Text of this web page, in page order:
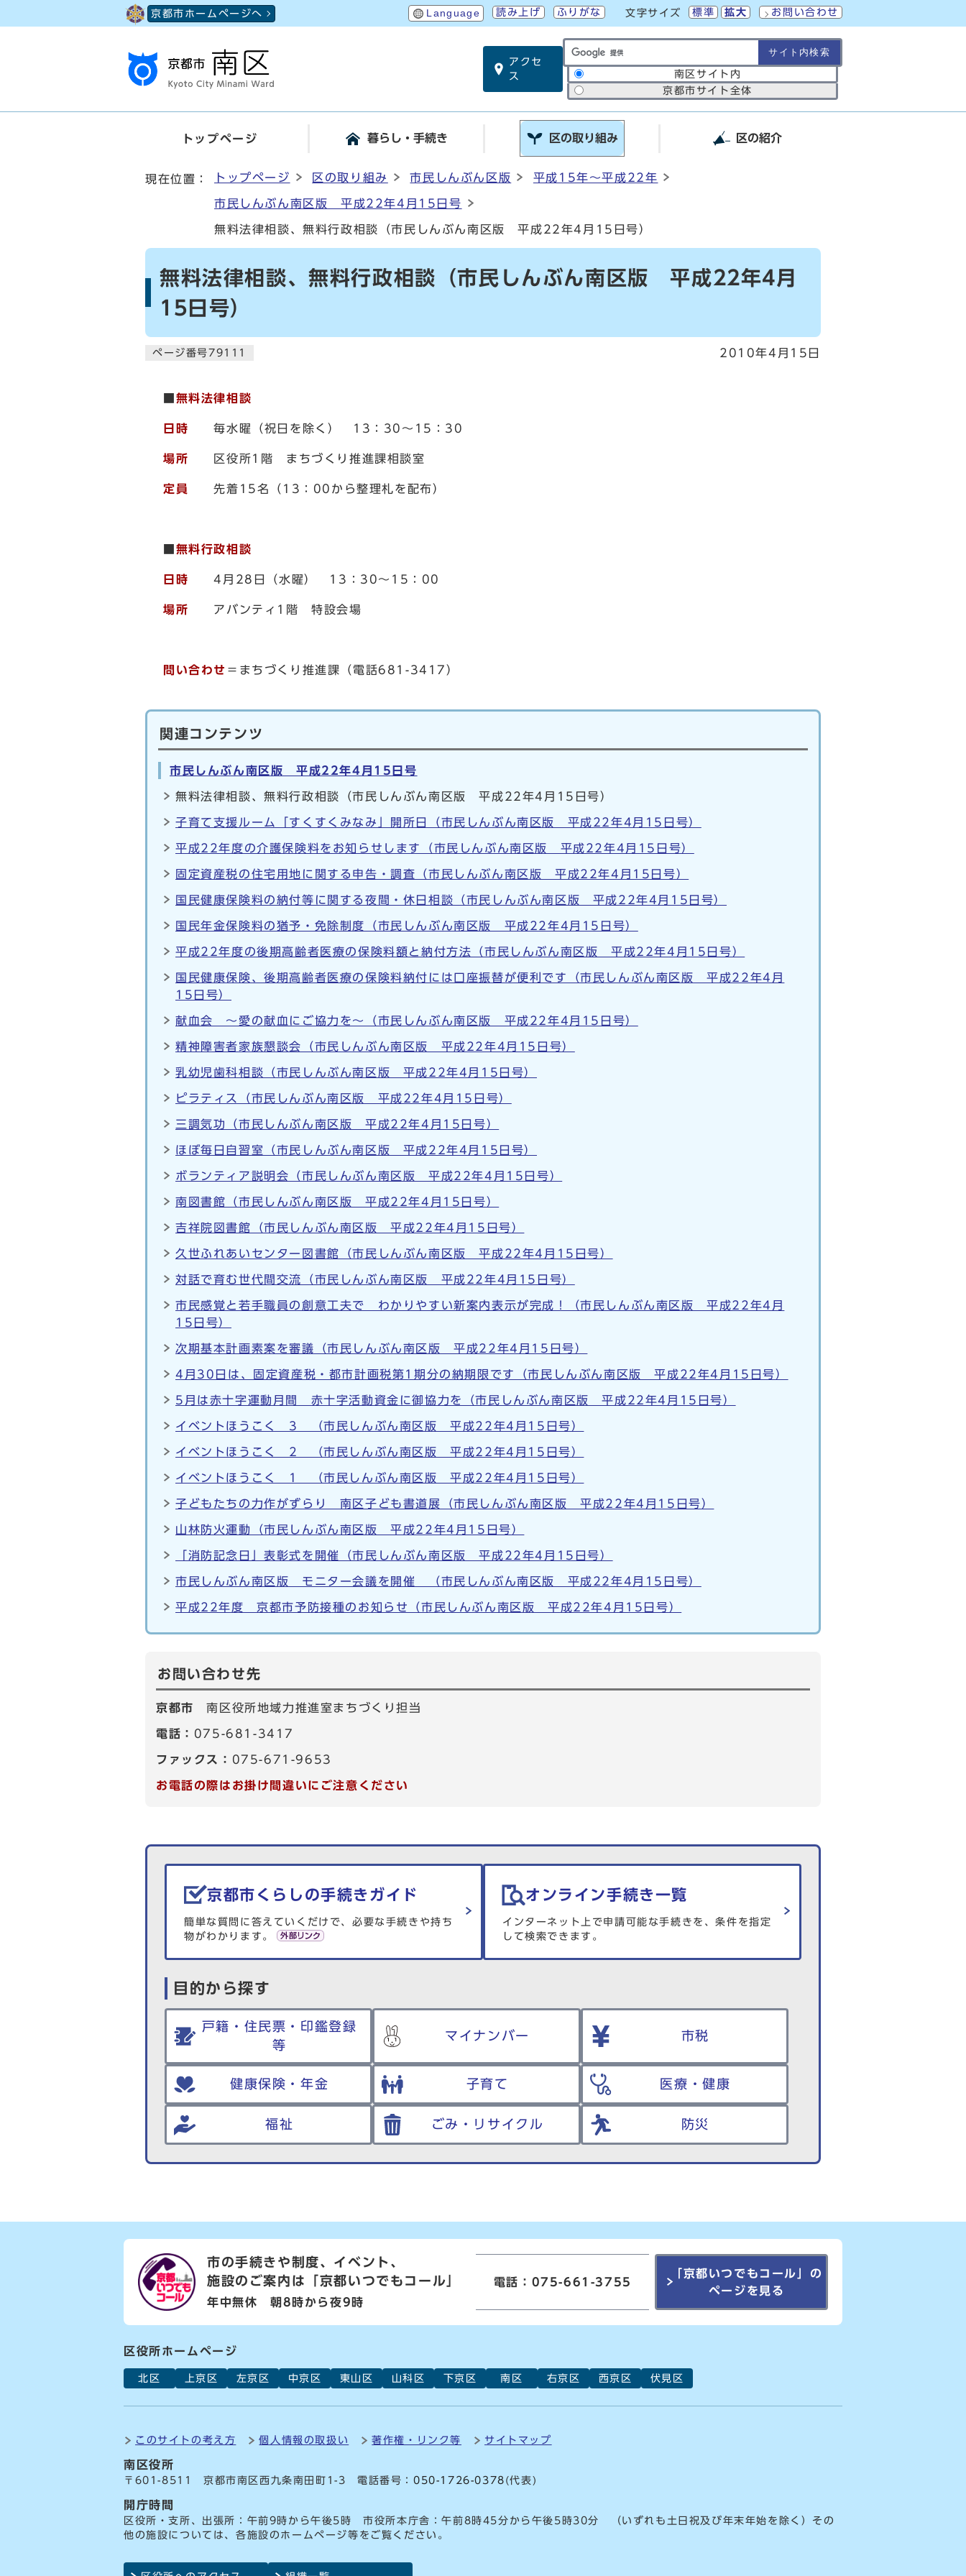
京都市ホームページへ Language 読み上げ ふりがな 文字サイズ 標準 拡大 お問い合わせ
アクセ
ス
サイト内検索の範囲
南区サイト内
京都市サイト全体
トップページ 暮らし・手続き 区の取り組み 区の紹介
現在位置： トップページ 区の取り組み 市民しんぶん区版 平成15年～平成22年
市民しんぶん南区版 平成22年4月15日号
無料法律相談、無料行政相談（市民しんぶん南区版 平成22年4月15日号）
無料法律相談、無料行政相談（市民しんぶん南区版 平成22年4月
15日号）
ページ番号79111 2010年4月15日
無料法律相談
日時 毎水曜（祝日を除く） 13：30～15：30
場所 区役所1階 まちづくり推進課相談室
定員 先着15名（13：00から整理札を配布）
無料行政相談
日時 4月28日（水曜） 13：30～15：00
場所 アバンティ1階 特設会場
問い合わせ ＝まちづくり推進課（電話681-3417）
関連コンテンツ
市民しんぶん南区版 平成22年4月15日号
無料法律相談、無料行政相談（市民しんぶん南区版 平成22年4月15日号）
子育て支援ルーム「すくすくみなみ」開所日（市民しんぶん南区版 平成22年4月15日号）
平成22年度の介護保険料をお知らせします（市民しんぶん南区版 平成22年4月15日号）
固定資産税の住宅用地に関する申告・調査（市民しんぶん南区版 平成22年4月15日号）
国民健康保険料の納付等に関する夜間・休日相談（市民しんぶん南区版 平成22年4月15日号）
国民年金保険料の猶予・免除制度（市民しんぶん南区版 平成22年4月15日号）
平成22年度の後期高齢者医療の保険料額と納付方法（市民しんぶん南区版 平成22年4月15日号）
国民健康保険、後期高齢者医療の保険料納付には口座振替が便利です（市民しんぶん南区版 平成22年4月
15日号）
献血会 ～愛の献血にご協力を～（市民しんぶん南区版 平成22年4月15日号）
精神障害者家族懇談会（市民しんぶん南区版 平成22年4月15日号）
乳幼児歯科相談（市民しんぶん南区版 平成22年4月15日号）
ピラティス（市民しんぶん南区版 平成22年4月15日号）
三調気功（市民しんぶん南区版 平成22年4月15日号）
ほぼ毎日自習室（市民しんぶん南区版 平成22年4月15日号）
ボランティア説明会（市民しんぶん南区版 平成22年4月15日号）
南図書館（市民しんぶん南区版 平成22年4月15日号）
吉祥院図書館（市民しんぶん南区版 平成22年4月15日号）
久世ふれあいセンター図書館（市民しんぶん南区版 平成22年4月15日号）
対話で育む世代間交流（市民しんぶん南区版 平成22年4月15日号）
市民感覚と若手職員の創意工夫で わかりやすい新案内表示が完成！（市民しんぶん南区版 平成22年4月
15日号）
次期基本計画素案を審議（市民しんぶん南区版 平成22年4月15日号）
4月30日は、固定資産税・都市計画税第1期分の納期限です（市民しんぶん南区版 平成22年4月15日号）
5月は赤十字運動月間 赤十字活動資金に御協力を（市民しんぶん南区版 平成22年4月15日号）
イベントほうこく 3 （市民しんぶん南区版 平成22年4月15日号）
イベントほうこく 2 （市民しんぶん南区版 平成22年4月15日号）
イベントほうこく 1 （市民しんぶん南区版 平成22年4月15日号）
子どもたちの力作がずらり 南区子ども書道展（市民しんぶん南区版 平成22年4月15日号）
山林防火運動（市民しんぶん南区版 平成22年4月15日号）
「消防記念日」表彰式を開催（市民しんぶん南区版 平成22年4月15日号）
市民しんぶん南区版 モニター会議を開催 （市民しんぶん南区版 平成22年4月15日号）
平成22年度 京都市予防接種のお知らせ（市民しんぶん南区版 平成22年4月15日号）
お問い合わせ先
京都市南区役所地域力推進室まちづくり担当
電話： 075-681-3417
ファックス： 075-671-9653
お電話の際はお掛け間違いにご注意ください
生活情報を探す
京都市くらしの手続きガイド
簡単な質問に答えていくだけで、必要な手続きや持ち
物がわかります。
オンライン手続き一覧
インターネット上で申請可能な手続きを、条件を指定
して検索できます。
目的から探す
戸籍・住民票・印鑑登録
等
マイナンバー 市税
健康保険・年金 子育て 医療・健康
福祉 ごみ・リサイクル 防災
市の手続きや制度、イベント、
施設のご案内は
「京都いつでもコール」
年中無休 朝8時から夜9時
電話：075-661-3755
「京都いつでもコール」の
ページを見る
区役所ホームページ
北区 上京区 左京区 中京区 東山区 山科区 下京区 南区 右京区 西京区 伏見区
このサイトの考え方 個人情報の取扱い 著作権・リンク等 サイトマップ
南区役所
〒601-8511 京都市南区西九条南田町1-3 電話番号：050-1726-0378 (代表)
開庁時間
区役所・支所、出張所：午前9時から午後5時 市役所本庁舎：午前8時45分から午後5時30分 （いずれも土日祝及び年末年始を除く）その
他の施設については、各施設のホームページ等をご覧ください。